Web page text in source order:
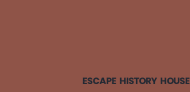
ESCAPE HISTORY HOUSE